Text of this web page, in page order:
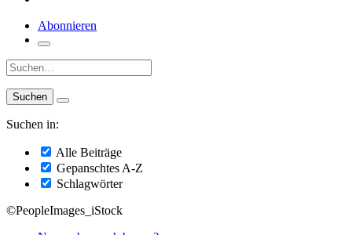
Abonnieren
Suche:
Suchen in:
Alle Beiträge
Gepanschtes A-Z
Schlagwörter
©PeopleImages_iStock